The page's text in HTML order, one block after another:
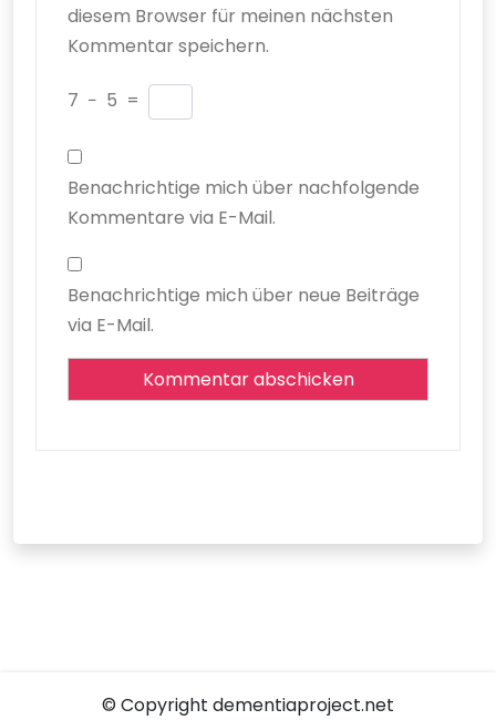
diesem Browser für meinen nächsten
Kommentar speichern.
7 − 5 =
Benachrichtige mich über nachfolgende
Kommentare via E-Mail.
Benachrichtige mich über neue Beiträge
via E-Mail.
© Copyright dementiaproject.net